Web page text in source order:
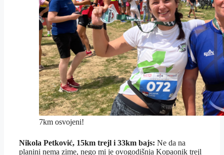
7km osvojeni!
Nikola Petković, 15km trejl i 33km bajs: Ne da na
planini nema zime, nego mi je ovogodišnja Kopaonik trejl